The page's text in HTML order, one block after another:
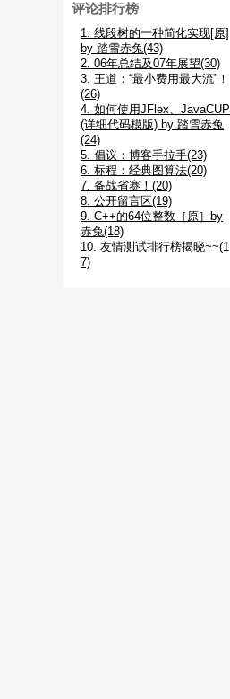
评论排行榜
1. 线段树的一种简化实现[原]
by 踏雪赤兔(43)
2. 06年总结及07年展望(30)
3. 王道：“最小费用最大流”！
(26)
4. 如何使用JFlex、JavaCUP
(详细代码模版) by 踏雪赤兔
(24)
5. 倡议：博客手拉手(23)
6. 标程：经典图算法(20)
7. 备战省赛！(20)
8. 公开留言区(19)
9. C++的64位整数［原］by
赤兔(18)
10. 友情测试排行榜揭晓~~(1
7)